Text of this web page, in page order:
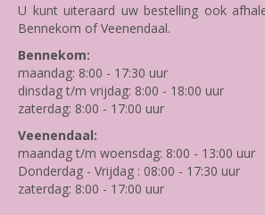
U kunt uiteraard uw bestelling ook
Bennekom of Veenendaal.
Bennekom:
maandag: 8:00 - 17:30 uur
dinsdag t/m vrijdag: 8:00 - 18:00 uur
zaterdag: 8:00 - 17:00 uur
Veenendaal:
maandag t/m woensdag: 8:00 - 13:00 uur
Donderdag - Vrijdag : 08:00 - 17:30 uur
zaterdag: 8:00 - 17:00 uur